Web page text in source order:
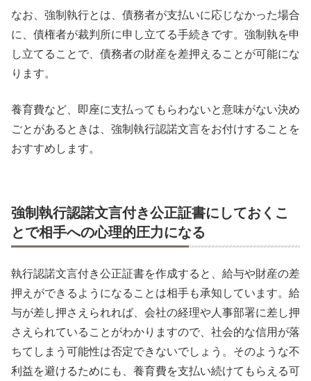
なお、強制執行とは、債務者が支払いに応じなかった場合
に、債権者が裁判所に申し立てる手続きです。強制執を申
し立てることで、債務者の財産を差押えることが可能にな
ります。
養育費など、即座に支払ってもらわないと意味がない決め
ごとがあるときは、強制執行認諾文言をお付けすることを
おすすめします。
強制執行認諾文言付き公正証書にしておくこ
とで相手への心理的圧力になる
執行認諾文言付き公正証書を作成すると、給与や財産の差
押えができるようになることは相手も承知しています。給
与が差し押さえられれば、会社の経理や人事部署に差し押
さえられていることがわかりますので、社会的な信用が落
ちてしまう可能性は否定できないでしょう。そのような不
利益を避けるためにも、養育費を支払い続けてもらえる可